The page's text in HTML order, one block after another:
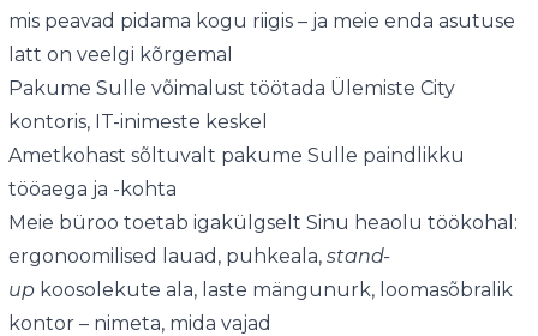
mis peavad pidama kogu riigis – ja meie enda asutuse
latt on veelgi kõrgemal
Pakume Sulle võimalust töötada Ülemiste City
kontoris, IT-inimeste keskel
Ametkohast sõltuvalt pakume Sulle paindlikku
tööaega ja -kohta
Meie büroo toetab igakülgselt Sinu heaolu töökohal:
ergonoomilised lauad, puhkeala, stand-
upkoosolekute ala, laste mängunurk, loomasõbralik
kontor – nimeta, mida vajad